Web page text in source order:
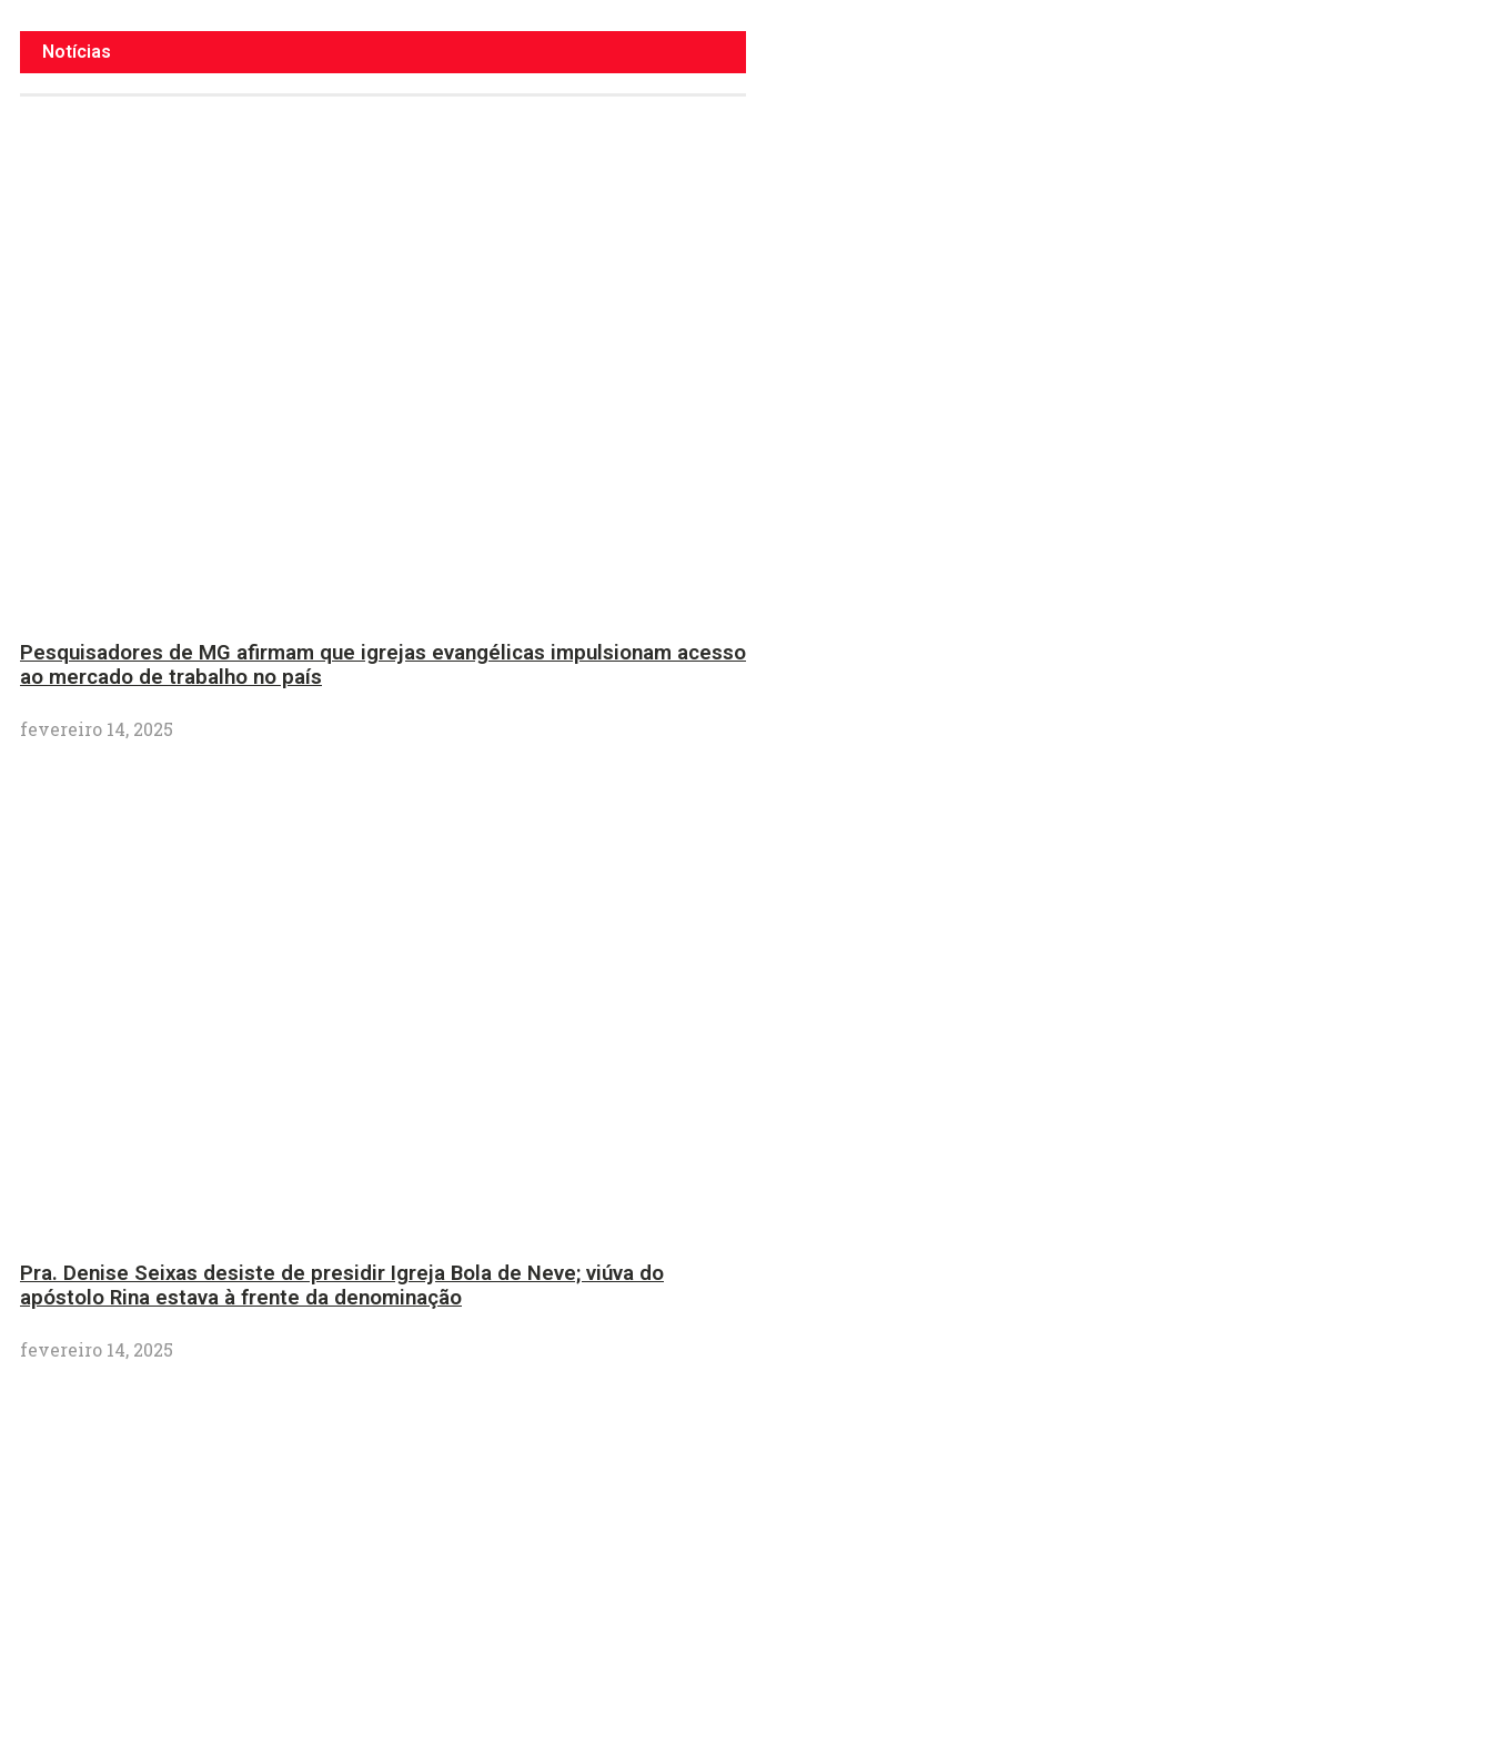
Notícias
Pesquisadores de MG afirmam que igrejas evangélicas impulsionam acesso
ao mercado de trabalho no país
fevereiro 14, 2025
Pra. Denise Seixas desiste de presidir Igreja Bola de Neve; viúva do
apóstolo Rina estava à frente da denominação
fevereiro 14, 2025